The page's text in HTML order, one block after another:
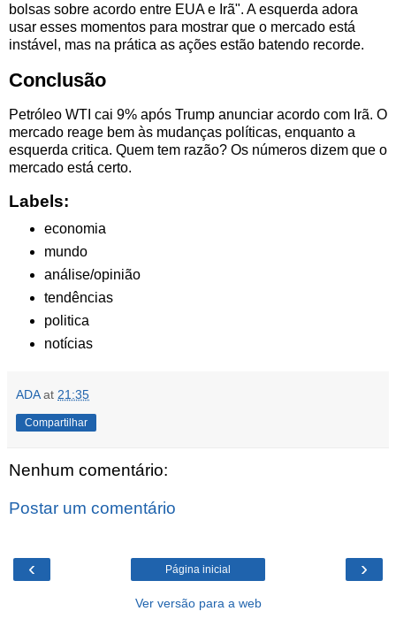
bolsas sobre acordo entre EUA e Irã". A esquerda adora
usar esses momentos para mostrar que o mercado está
instável, mas na prática as ações estão batendo recorde.
Conclusão
Petróleo WTI cai 9% após Trump anunciar acordo com Irã. O
mercado reage bem às mudanças políticas, enquanto a
esquerda critica. Quem tem razão? Os números dizem que o
mercado está certo.
Labels:
economia
mundo
análise/opinião
tendências
politica
notícias
ADA at 21:35
Compartilhar
Nenhum comentário:
Postar um comentário
‹ ›
Página inicial
Ver versão para a web